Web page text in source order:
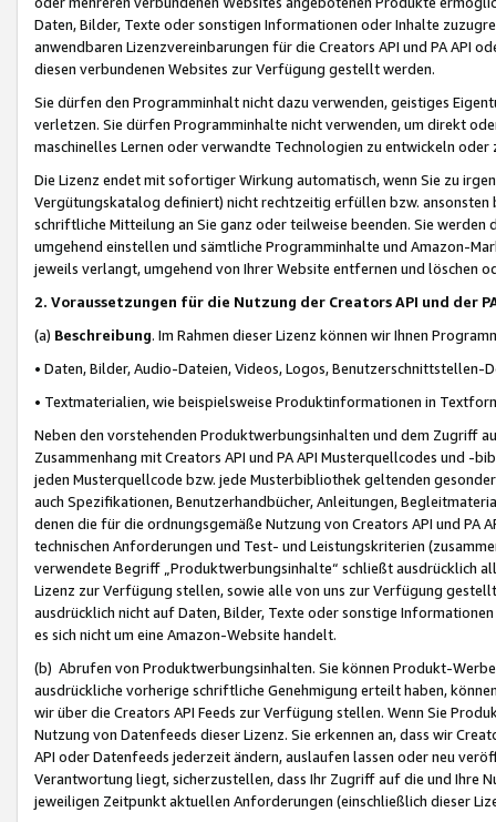
Daten, Bilder, Texte oder sonstigen Informationen oder Inhalte
anwendbaren Lizenzvereinbarungen für die Creators API und PA API
diesen verbundenen Websites zur Verfügung gestellt werden.
Sie dürfen den Programminhalt nicht dazu verwenden, geistiges
verletzen. Sie dürfen Programminhalte nicht verwenden, um direkt
maschinelles Lernen oder verwandte Technologien zu entwickeln
Die Lizenz endet mit sofortiger Wirkung automatisch, wenn Sie zu
Vergütungskatalog definiert) nicht rechtzeitig erfüllen bzw. ansonsten
schriftliche Mitteilung an Sie ganz oder teilweise beenden. Sie werden
umgehend einstellen und sämtliche Programminhalte und Amazon-
jeweils verlangt, umgehend von Ihrer Website entfernen und löschen
2. Voraussetzungen für die Nutzung der Creators API und der
(a) Beschreibung. Im Rahmen dieser Lizenz können wir Ihnen
• Daten, Bilder, Audio-Dateien, Videos, Logos, Benutzerschnittstellen-
• Textmaterialien, wie beispielsweise Produktinformationen in
Neben den vorstehenden Produktwerbungsinhalten und dem Zugriff
Zusammenhang mit Creators API und PA API Musterquellcodes und
jeden Musterquellcode bzw. jede Musterbibliothek geltenden
auch Spezifikationen, Benutzerhandbücher, Anleitungen,
denen die für die ordnungsgemäße Nutzung von Creators API und PA
technischen Anforderungen und Test- und Leistungskriterien
verwendete Begriff „Produktwerbungsinhalte“ schließt ausdrücklich
Lizenz zur Verfügung stellen, sowie alle von uns zur Verfügung
ausdrücklich nicht auf Daten, Bilder, Texte oder sonstige
es sich nicht um eine Amazon-Website handelt.
(b) Abrufen von Produktwerbungsinhalten. Sie können Produkt-
ausdrückliche vorherige schriftliche Genehmigung erteilt haben,
wir über die Creators API Feeds zur Verfügung stellen. Wenn Sie
Nutzung von Datenfeeds dieser Lizenz. Sie erkennen an, dass wir
API oder Datenfeeds jederzeit ändern, auslaufen lassen oder neu
Verantwortung liegt, sicherzustellen, dass Ihr Zugriff auf die und Ihre
jeweiligen Zeitpunkt aktuellen Anforderungen (einschließlich dieser